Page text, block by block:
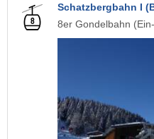
Schatzbergbahn I
8er Gondelbahn